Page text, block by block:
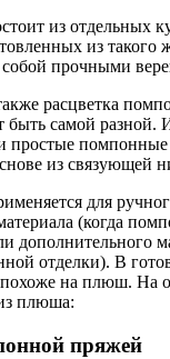
из отдельных
из такого
прочными
расцветка
самой разной.
простые помпонные
из связующей
для
(когда
дополнительного
отделки). В
на плюш. На
плюша:
пряжей